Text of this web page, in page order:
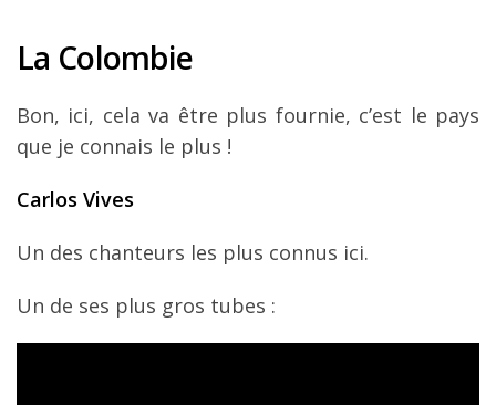
La Colombie
Bon, ici, cela va être plus fournie, c’est le pays
que je connais le plus !
Carlos Vives
Un des chanteurs les plus connus ici.
Un de ses plus gros tubes :